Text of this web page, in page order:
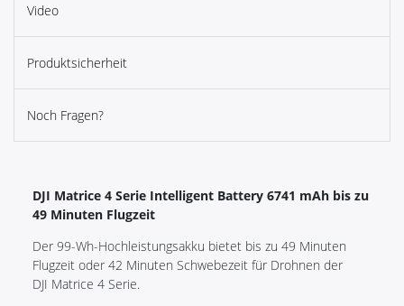
Video
Produktsicherheit
Noch Fragen?
DJI Matrice 4 Serie Intelligent Battery 6741 mAh bis zu
49 Minuten Flugzeit
Der 99-Wh-Hochleistungsakku bietet bis zu 49 Minuten
Flugzeit oder 42 Minuten Schwebezeit für Drohnen der
DJI Matrice 4 Serie.